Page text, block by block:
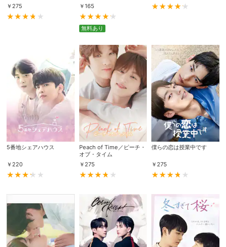
サイト内の閲覧履歴を確認できます。履歴
の削除も可能です。
視聴年齢制限
サイト内で表示される作品の表示制限が可
能です。5段階の年齢区分から選択できま
す。
視聴デバイス一覧
スマホなどでRakuten TVを視聴する際のデ
バイス連携の設定ができます。
パスコード設定
視聴年齢制限の変更時にパスコード入力が
求められるのでお子さまがいても安心で
す。
メルマガ
メルマガの配信停止、配信先のメールアド
定額見放題解約
定額見放題コンテンツの解約はこちらから
可能です。
ログアウト
￥ 275 ￥165
無料あり
5番地シェアハウス
￥ 220
Peach of Time／ピーチ・
オブ・タイム
￥ 275
僕らの恋は授業中です
￥ 275